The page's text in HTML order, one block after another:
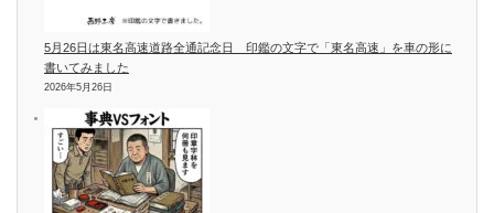
5月26日は東名高速道路全通記念日 印鑑の文字で「東名高速」を車の形に
書いてみました
2026年5月26日